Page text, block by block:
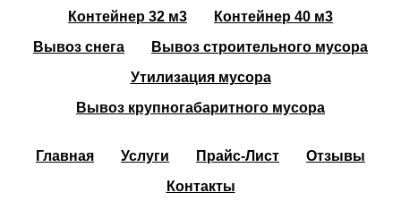
Контейнер 32 м3
Контейнер 40 м3
Вывоз снега
Вывоз строительного мусора
Утилизация мусора
Вывоз крупногабаритного мусора
Главная Услуги Прайс-Лист
Отзывы
Контакты